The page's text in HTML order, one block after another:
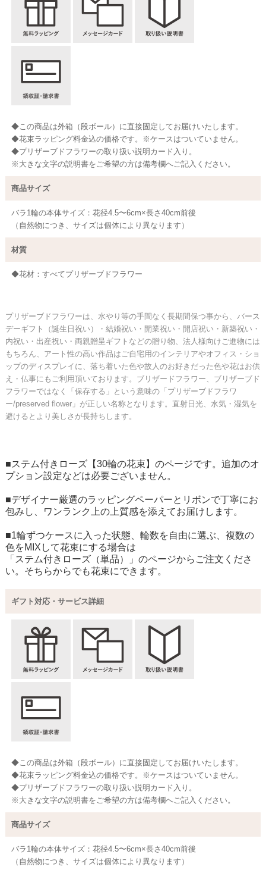
◆この商品は外箱（段ボール）に直接固定してお届けいたします。
◆花束ラッピング料金込の価格です。※ケースはついていません。
◆プリザーブドフラワーの取り扱い説明カード入り。
※大きな文字の説明書をご希望の方は備考欄へご記入ください。
商品サイズ
バラ1輪の本体サイズ：花径4.5〜6cm×長さ40cm前後
（自然物につき、サイズは個体により異なります）
材質
◆花材：すべてプリザーブドフラワー
プリザーブドフラワーは、水やり等の手間なく長期間保つ事から、バース
デーギフト（誕生日祝い）・結婚祝い・開業祝い・開店祝い・新築祝い・
内祝い・出産祝い・両親贈呈ギフトなどの贈り物、法人様向けご進物には
もちろん、アート性の高い作品はご自宅用のインテリアやオフィス・ショ
ップのディスプレイに、落ち着いた色や故人のお好きだった色や花はお供
え・仏事にもご利用頂いております。ブリザードフラワー、ブリザーブド
フラワーではなく「保存する」という意味の「プリザーブドフラワ
ー/preserved flower」が正しい名称となります。直射日光、水気・湿気を
避けるとより美しさが長持ちします。
■ステム付きローズ【30輪の花束】のページです。追加のオ
プション設定などは必要ございません。
■デザイナー厳選のラッピングペーパーとリボンで丁寧にお
包みし、ワンランク上の上質感を添えてお届けします。
■1輪ずつケースに入った状態、輪数を自由に選ぶ、複数の
色をMIXして花束にする場合は
「ステム付きローズ（単品）」 のページからご注文くださ
い。そちらからでも花束にできます。
ギフト対応・サービス詳細
◆この商品は外箱（段ボール）に直接固定してお届けいたします。
◆花束ラッピング料金込の価格です。※ケースはついていません。
◆プリザーブドフラワーの取り扱い説明カード入り。
※大きな文字の説明書をご希望の方は備考欄へご記入ください。
商品サイズ
バラ1輪の本体サイズ：花径4.5〜6cm×長さ40cm前後
（自然物につき、サイズは個体により異なります）